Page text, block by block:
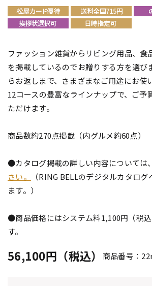
ファッション雑貨からリビング用品、食
を掲載しているのでお贈りする方を選び
らお返しまで、さまざまなご用途にお使
12コースの豊富なラインナップで、ご予
ただけます。
商品数約270点掲載（内グルメ約60点）
●カタログ掲載の詳しい内容については、
さい。
（RING BELLのデジタルカタロ
ます。）
●商品価格にはシステム料1,100円（税
す。
56,100円（税込） 商品番号：